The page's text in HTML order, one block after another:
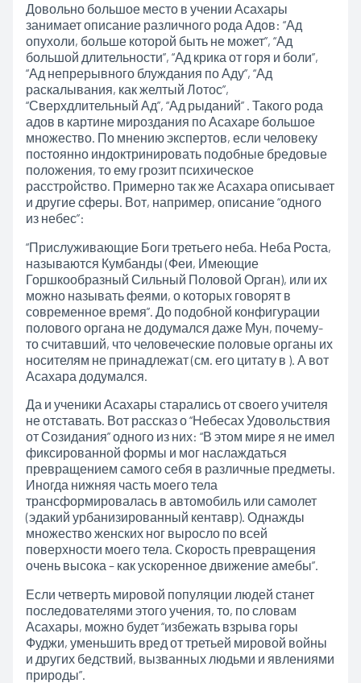
Довольно большое место в учении Асахары
занимает описание различного рода Адов: “Ад
опухоли, больше которой быть не может”, “Ад
большой длительности”, “Ад крика от горя и боли”,
“Ад непрерывного блуждания по Аду”, “Ад
раскалывания, как желтый Лотос”,
“Сверхдлительный Ад”, “Ад рыданий” . Такого рода
адов в картине мироздания по Асахаре большое
множество. По мнению экспертов, если человеку
постоянно индоктринировать подобные бредовые
положения, то ему грозит психическое
расстройство. Примерно так же Асахара описывает
и другие сферы. Вот, например, описание “одного
из небес”:
“Прислуживающие Боги третьего неба. Неба Роста,
называются Кумбанды (Феи, Имеющие
Горшкообразный Сильный Половой Орган), или их
можно называть феями, о которых говорят в
современное время”. До подобной конфигурации
полового органа не додумался даже Мун, почему-
то считавший, что человеческие половые органы их
носителям не принадлежат (см. его цитату в ). А вот
Асахара додумался.
Да и ученики Асахары старались от своего учителя
не отставать. Вот рассказ о “Небесах Удовольствия
от Созидания” одного из них: “В этом мире я не имел
фиксированной формы и мог наслаждаться
превращением самого себя в различные предметы.
Иногда нижняя часть моего тела
трансформировалась в автомобиль или самолет
(эдакий урбанизированный кентавр). Однажды
множество женских ног выросло по всей
поверхности моего тела. Скорость превращения
очень высока – как ускоренное движение амебы”.
Если четверть мировой популяции людей станет
последователями этого учения, то, по словам
Асахары, можно будет “избежать взрыва горы
Фуджи, уменьшить вред от третьей мировой войны
и других бедствий, вызванных людьми и явлениями
природы”.